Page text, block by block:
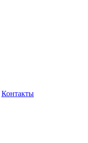
Контакты